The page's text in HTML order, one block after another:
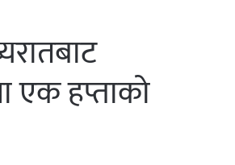
एक हप्ताको